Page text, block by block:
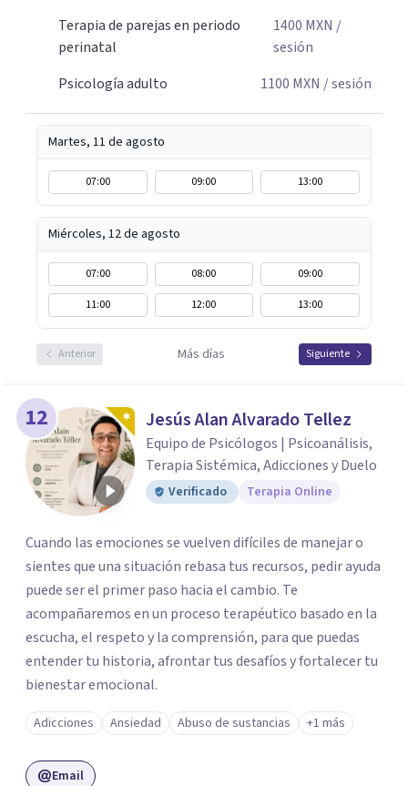
Terapia de parejas en periodo
perinatal
1400 MXN /
sesión
Psicología adulto
1100 MXN / sesión
Martes, 11 de agosto
07:00 09:00 13:00
Miércoles, 12 de agosto
07:00 08:00
09:00
11:00
12:00 13:00
Anterior Más días Siguiente
12 Jesús Alan Alvarado Tellez
Equipo de Psicólogos | Psicoanálisis,
Terapia Sistémica, Adicciones y Duelo
Verificado Terapia Online
Cuando las emociones se vuelven difíciles de manejar o
sientes que una situación rebasa tus recursos, pedir ayuda
puede ser el primer paso hacia el cambio. Te
acompañaremos en un proceso terapéutico basado en la
escucha, el respeto y la comprensión, para que puedas
entender tu historia, afrontar tus desafíos y fortalecer tu
bienestar emocional.
Adicciones Ansiedad Abuso de sustancias +1 más
Email